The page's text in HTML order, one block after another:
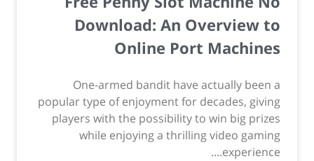
Download: An Overview to
Online Port Machines
One-armed bandit have actually been a
popular type of enjoyment for decades, giving
players with the possibility to win big prizes
while enjoying a thrilling video gaming
experience....